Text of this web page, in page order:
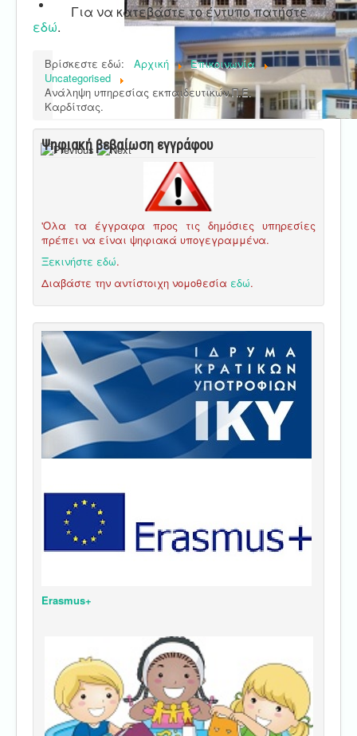
Για να κατεβάστε το έντυπο πατήστε
εδώ.
Βρίσκεστε εδώ: Αρχική
Επικοινωνία
Uncategorised
Ανάληψη υπηρεσίας εκπαιδευτικών Π.Ε.
Καρδίτσας.
Ψηφιακή βεβαίωση εγγράφου
'Ολα τα έγγραφα προς τις δημόσιες υπηρεσίες
πρέπει να είναι ψηφιακά υπογεγραμμένα.
Ξεκινήστε εδώ.
Διαβάστε την αντίστοιχη νομοθεσία εδώ.
Erasmus+